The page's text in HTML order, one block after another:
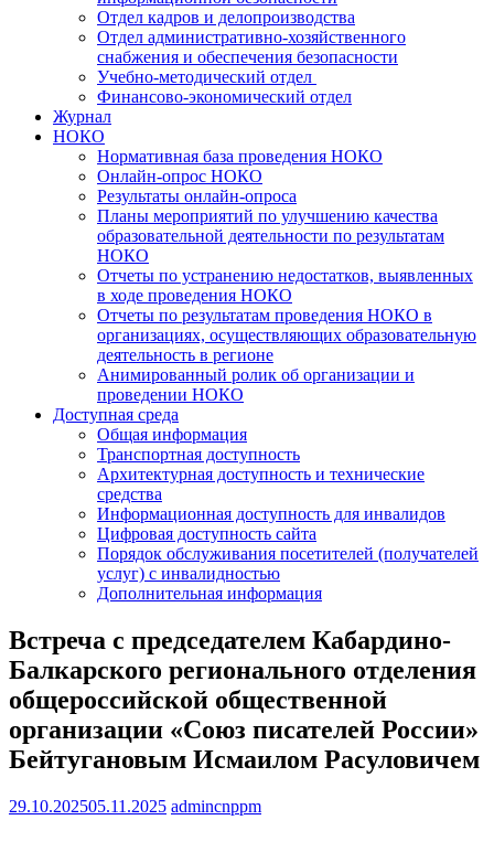
Отдел кадров и делопроизводства
Отдел административно-хозяйственного
снабжения и обеспечения безопасности
Учебно-методический отдел
Финансово-экономический отдел
Журнал
НОКО
Нормативная база проведения НОКО
Онлайн-опрос НОКО
Результаты онлайн-опроса
Планы мероприятий по улучшению качества
образовательной деятельности по результатам
НОКО
Отчеты по устранению недостатков, выявленных
в ходе проведения НОКО
Отчеты по результатам проведения НОКО в
организациях, осуществляющих образовательную
деятельность в регионе
Анимированный ролик об организации и
проведении НОКО
Доступная среда
Общая информация
Транспортная доступность
Архитектурная доступность и технические
средства
Информационная доступность для инвалидов
Цифровая доступность сайта
Порядок обслуживания посетителей (получателей
услуг) с инвалидностью
Дополнительная информация
Встреча с председателем Кабардино-
Балкарского регионального отделения
общероссийской общественной
организации «Союз писателей России»
Бейтугановым Исмаилом Расуловичем
29.10.202505.11.2025 admincnppm